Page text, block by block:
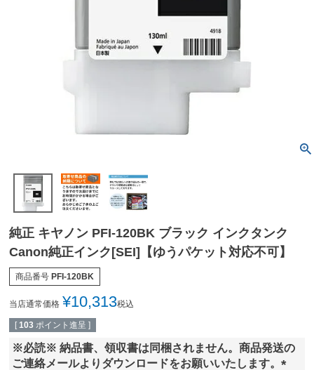
純正 キヤノン PFI-120BK ブラック インクタンク
Canon純正インク[SEI]【ゆうパケット対応不可】
商品番号 PFI-120BK
当店通常価格 ¥10,313税込
[ 103 ポイント進呈 ]
※必読※ 納品書、領収書は同梱されません。商品発送の
ご連絡メールよりダウンロードをお願いいたします。